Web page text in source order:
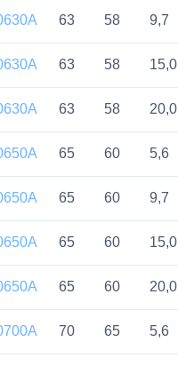
63 58 9,7
63 58 15,0
63 58 20,0
65 60 5,6
65 60 9,7
65 60 15,0
65 60 20,0
70 65 5,6